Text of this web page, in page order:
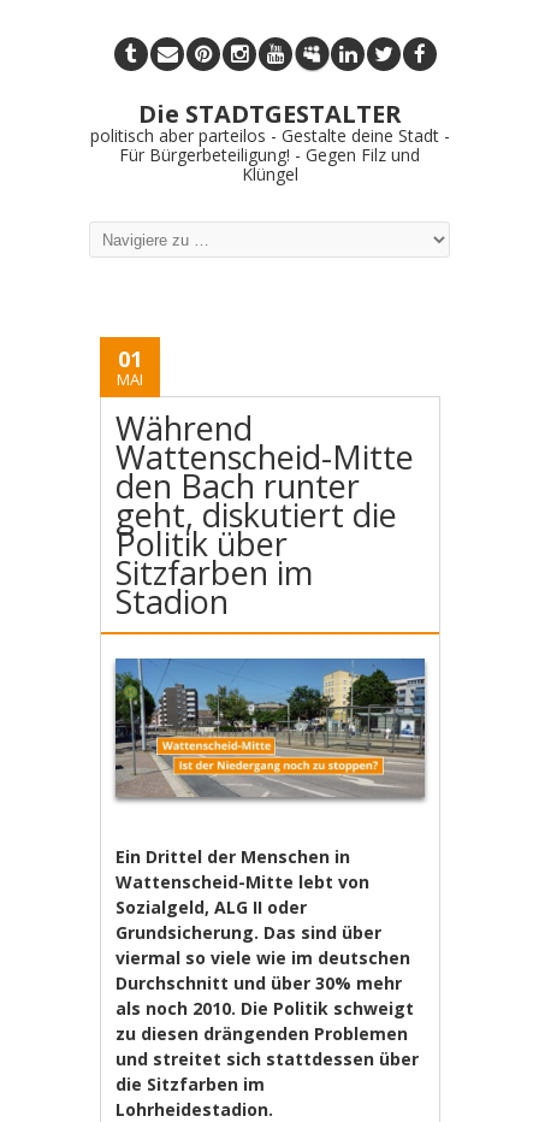
Die STADTGESTALTER
politisch aber parteilos - Gestalte deine Stadt -
Für Bürgerbeteiligung! - Gegen Filz und
Klüngel
01
MAI
Während
Wattenscheid-Mitte
den Bach runter
geht, diskutiert die
Politik über
Sitzfarben im
Stadion
Ein Drittel der Menschen in
Wattenscheid-Mitte lebt von
Sozialgeld, ALG II oder
Grundsicherung. Das sind über
viermal so viele wie im deutschen
Durchschnitt und über 30% mehr
als noch 2010. Die Politik schweigt
zu diesen drängenden Problemen
und streitet sich stattdessen über
die Sitzfarben im
Lohrheidestadion.